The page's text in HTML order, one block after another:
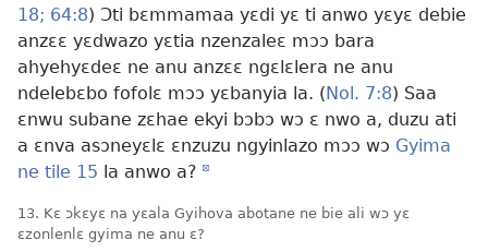
18; 64:8) Ɔti bɛmmamaa yɛdi yɛ ti anwo yɛyɛ debie
anzɛɛ yɛdwazo yɛtia nzenzaleɛ mɔɔ bara
ahyehyɛdeɛ ne anu anzɛɛ ngɛlɛlera ne anu
ndelebɛbo fofolɛ mɔɔ yɛbanyia la. (Nol. 7:8) Saa
ɛnwu subane zɛhae ekyi bɔbɔ wɔ ɛ nwo a, duzu ati
a ɛnva asɔneyɛlɛ ɛnzuzu ngyinlazo mɔɔ wɔ Gyima
ne tile 15 la anwo a? d
13. Kɛ ɔkɛyɛ na yɛala Gyihova abotane ne bie ali wɔ yɛ
ɛzonlenlɛ gyima ne anu ɛ?